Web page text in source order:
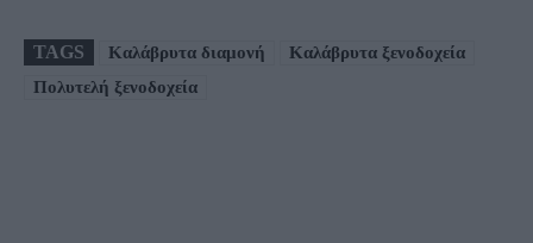
TAGS Καλάβρυτα διαμονή
Καλάβρυτα ξενοδοχεία
Πολυτελή ξενοδοχεία